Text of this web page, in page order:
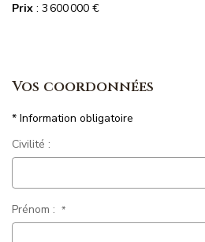
Prix : 3 600 000 €
Vos coordonnées
* Information obligatoire
Civilité :
Prénom : *